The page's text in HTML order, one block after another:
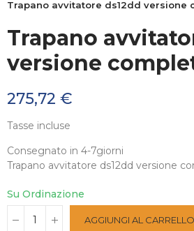
Trapano avvitatore ds12dd versione
Trapano
versione
275,72 €
Tasse incluse
Consegnato in 4-7giorni
Trapano avvitatore ds12dd versione
Su Ordinazione
AGGIUNGI AL CARRELLO